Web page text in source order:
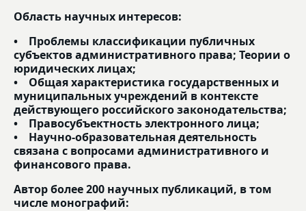
Область научных интересов:
• Проблемы классификации публичных
субъектов административного права; Теории о
юридических лицах;
• Общая характеристика государственных и
муниципальных учреждений в контексте
действующего российского законодательства;
• Правосубъектность электронного лица;
• Научно-образовательная деятельность
связана с вопросами административного и
финансового права.
Автор более 200 научных публикаций, в том
числе монографий: